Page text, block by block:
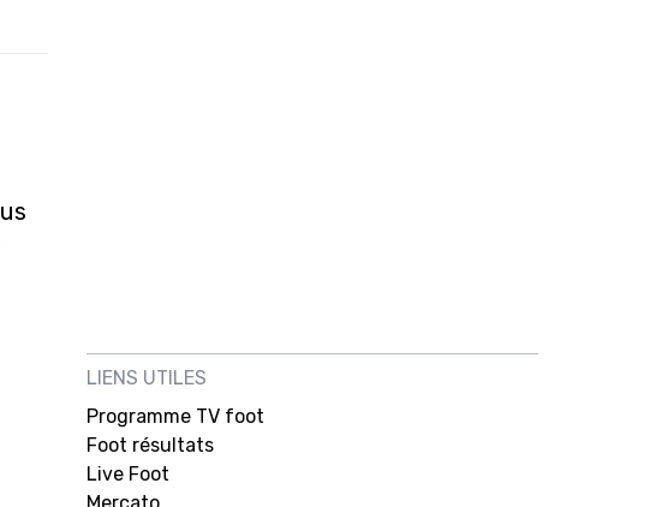
LIENS UTILES
Programme TV foot
Foot résultats
Live Foot